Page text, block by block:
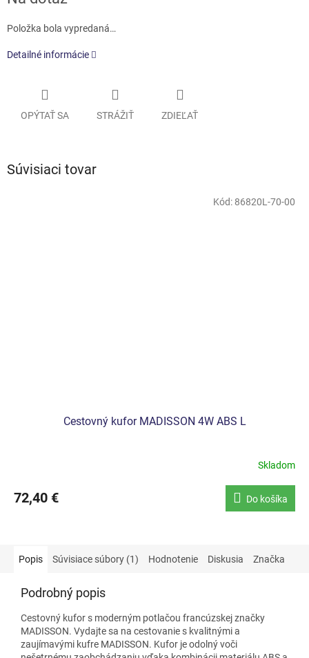
Položka bola vypredaná…
Detailné informácie
OPÝTAŤ SA STRÁŽIŤ ZDIEĽAŤ
Súvisiaci tovar
Cestovný kufor MADISSON 4W ABS L
Skladom
72,40 € Do košíka
Kód: 86820L-70-00
Popis Súvisiace súbory (1) Hodnotenie Diskusia Značka
Podrobný popis
Cestovný kufor s moderným potlačou francúzskej značky
MADISSON. Vydajte sa na cestovanie s kvalitnými a
zaujímavými kufre MADISSON. Kufor je odolný voči